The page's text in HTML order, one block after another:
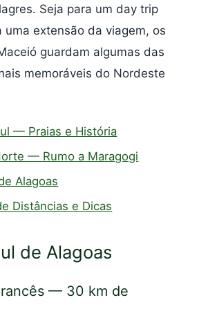
Seja para um day trip
uma extensão da viagem, os
guardam algumas das
memoráveis do Nordeste
— Praias e História
— Rumo a Maragogi
Alagoas
Distâncias e Dicas
de Alagoas
— 30 km de